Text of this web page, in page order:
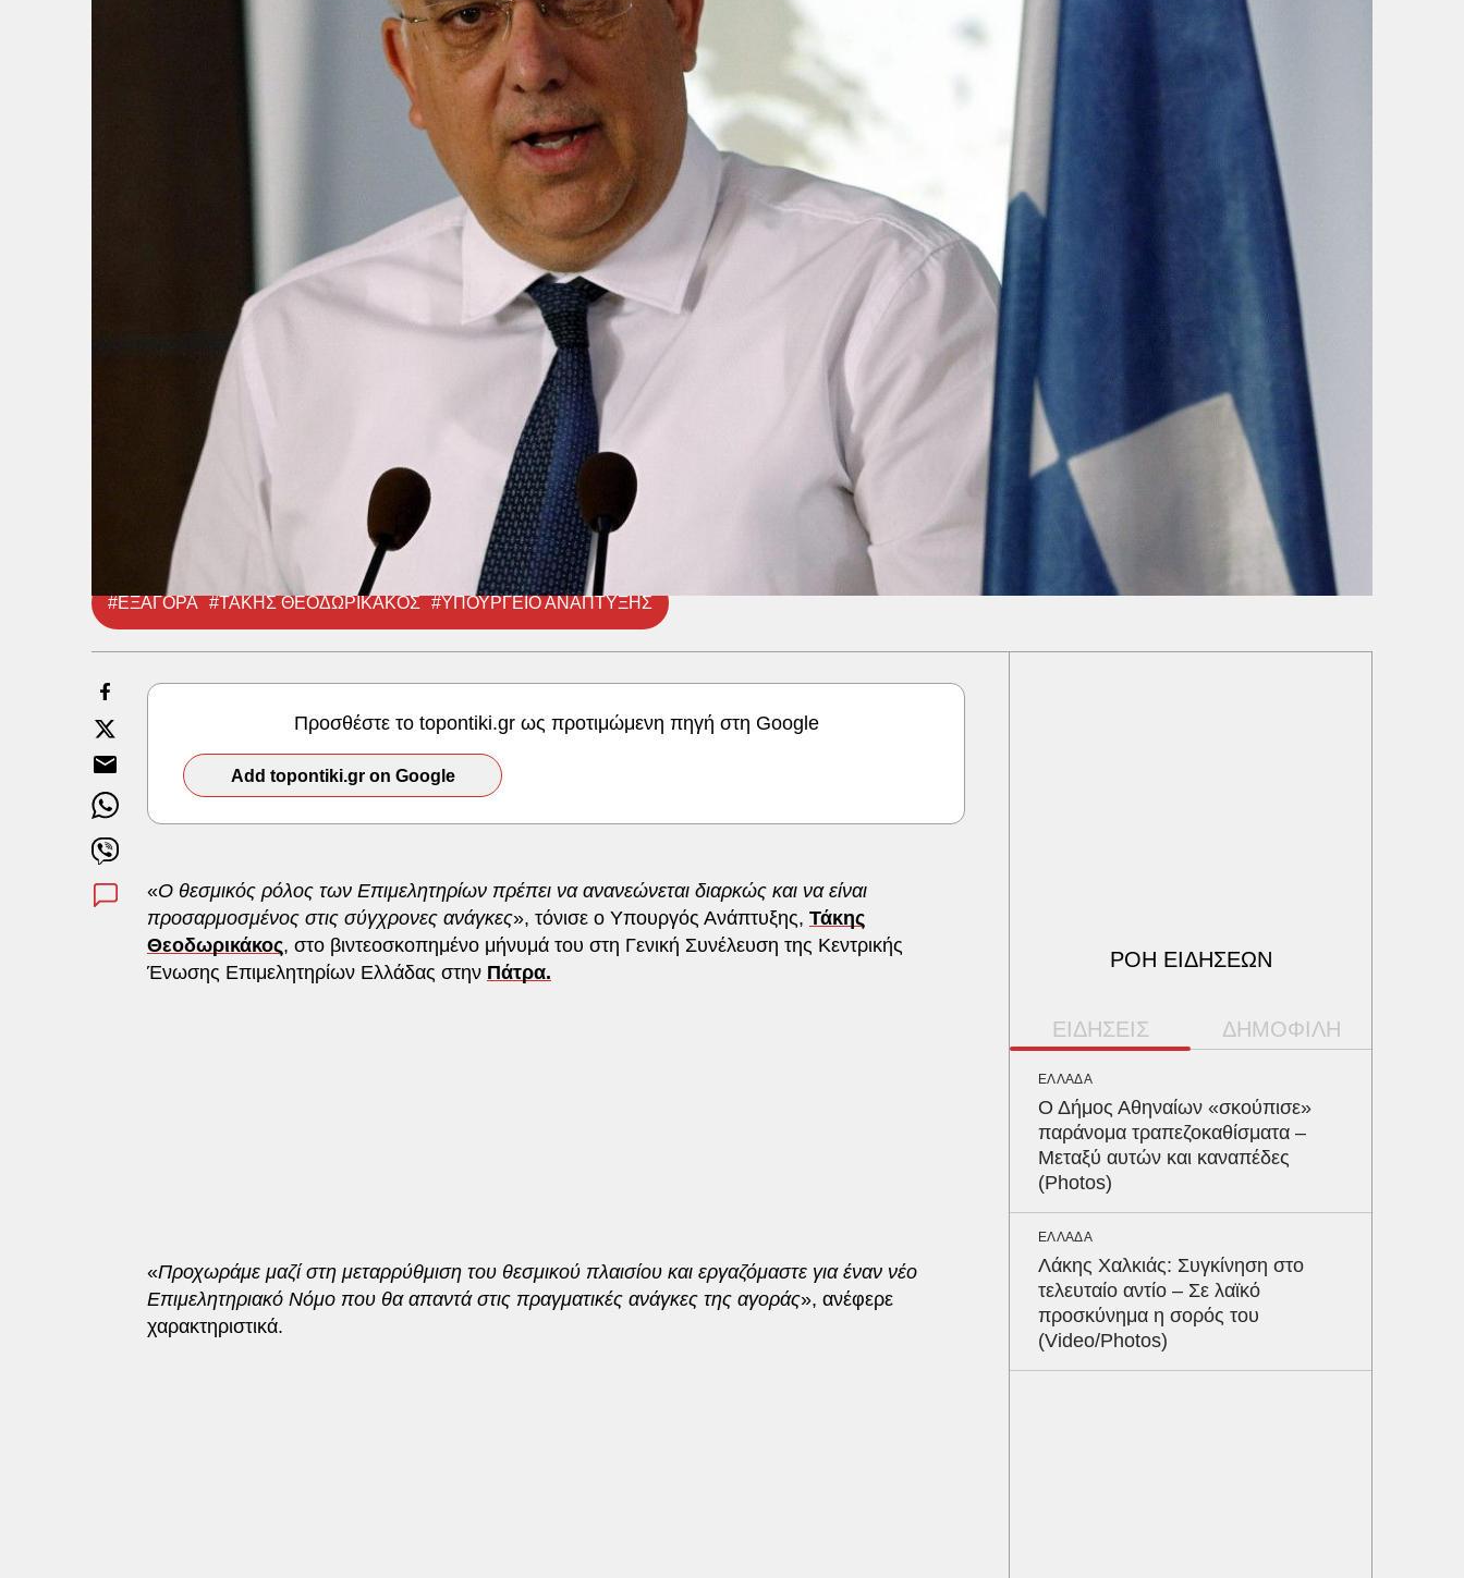
#ΕΞΑΓΟΡΑ #ΤΑΚΗΣ ΘΕΟΔΩΡΙΚΑΚΟΣ #ΥΠΟΥΡΓΕΙΟ ΑΝΑΠΤΥΞΗΣ
Προσθέστε το topontiki.gr ως προτιμώμενη πηγή στη Google
Add topontiki.gr on Google
«O θεσμικός ρόλος των Επιμελητηρίων πρέπει να ανανεώνεται διαρκώς και να είναι
προσαρμοσμένος στις σύγχρονες ανάγκες», τόνισε ο Υπουργός Ανάπτυξης, Τάκης
Θεοδωρικάκος, στο βιντεοσκοπημένο μήνυμά του στη Γενική Συνέλευση της Κεντρικής
Ένωσης Επιμελητηρίων Ελλάδας στην Πάτρα.
«Προχωράμε μαζί στη μεταρρύθμιση του θεσμικού πλαισίου και εργαζόμαστε για έναν νέο
Επιμελητηριακό Νόμο που θα απαντά στις πραγματικές ανάγκες της αγοράς», ανέφερε
χαρακτηριστικά.
ΡΟΗ ΕΙΔΗΣΕΩΝ
ΕΙΔΗΣΕΙΣ ΔΗΜΟΦΙΛΗ
ΕΛΛΑΔΑ
Ο Δήμος Αθηναίων «σκούπισε»
παράνομα τραπεζοκαθίσματα –
Μεταξύ αυτών και καναπέδες
(Photos)
ΕΛΛΑΔΑ
Λάκης Χαλκιάς: Συγκίνηση στο
τελευταίο αντίο – Σε λαϊκό
προσκύνημα η σορός του
(Video/Photos)